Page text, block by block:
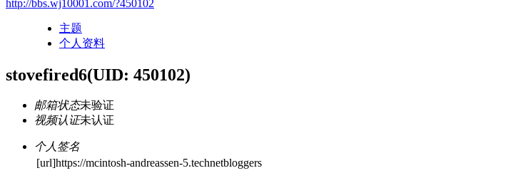
http://bbs.wj10001.com/?450102
主题
个人资料
stovefired6(UID: 450102)
邮箱状态未验证
视频认证未认证
个人签名
[url]https://mcintosh-andreassen-5.technetbloggers